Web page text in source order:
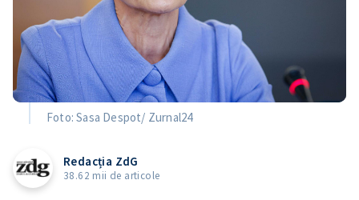
Foto: Sasa Despot/ Zurnal24
Redacția ZdG
38.62 mii de articole